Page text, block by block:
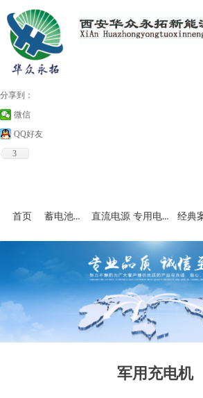
分享到：
微信
QQ好友
3
首页 蓄电池充放电设备 直流电源 专用电源和非标产品
军用充电机